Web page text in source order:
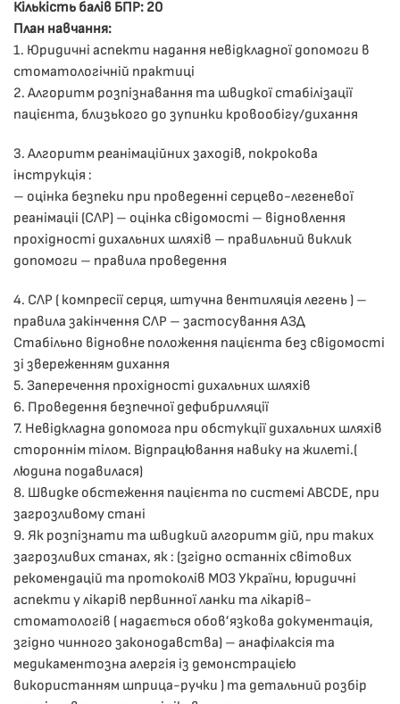
Кількість балів БПР: 20
План навчання:
1. ​Юридичні аспекти надання невідкладної допомоги в
стоматологічній практиці
2. ​Алгоритм розпізнавання та швидкої стабілізації
пацієнта, близького до зупинки кровообігу/дихання
3. Алгоритм реанімаційних заходів, покрокова
інструкція :
– оцінка безпеки при проведенні серцево-легеневої
реанімаціі (СЛР) – оцінка свідомості – відновлення
прохідності дихальних шляхів – правильний виклик
допомоги – правила проведення
4. СЛР ( компресії серця, штучна вентиляція легень ) –
правила закінчення СЛР – застосування АЗД
Стабільно відновне положення пацієнта без свідомості
зі звереженням дихання
5. Заперечення прохідності дихальних шляхів
6.​ Проведення безпечної дефибрилляції
7. Невідкладна допомога при обстукції дихальних шляхів
стороннім тілом. Відпрацювання навику на жилеті.(
людина подавилася)
8. ​Швидке обстеження пацієнта по системі ABCDE, при
загрозливому стані
9.​ Як розпізнати та швидкий алгоритм дій, при таких
загрозливих станах, як : (згідно останніх світових
рекомендацій та протоколів МОЗ України, юридичні
аспекти у лікарів первинної ланки та лікарів-
стоматологів ( надається обов’язкова документація,
згідно чинного законодавства) – анафілаксія та
медикаментозна алергія із демонстрацією
використанням шприца-ручки ) та детальний розбір